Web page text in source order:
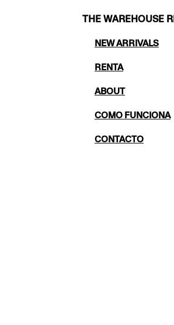
THE WAREHOUSE
NEW ARRIVALS
RENTA
ABOUT
COMO FUNCIONA
CONTACTO